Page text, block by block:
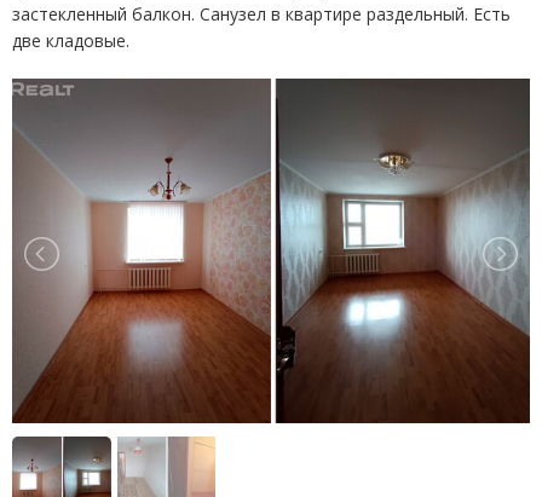
застекленный балкон. Санузел в квартире раздельный. Есть
две кладовые.